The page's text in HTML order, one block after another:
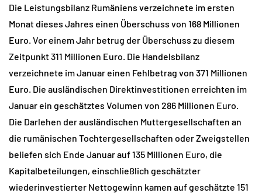
Die Leistungsbilanz Rumäniens verzeichnete im ersten
Monat dieses Jahres einen Überschuss von 168 Millionen
Euro. Vor einem Jahr betrug der Überschuss zu diesem
Zeitpunkt 311 Millionen Euro. Die Handelsbilanz
verzeichnete im Januar einen Fehlbetrag von 371 Millionen
Euro. Die ausländischen Direktinvestitionen erreichten im
Januar ein geschätztes Volumen von 286 Millionen Euro.
Die Darlehen der ausländischen Muttergesellschaften an
die rumänischen Tochtergesellschaften oder Zweigstellen
beliefen sich Ende Januar auf 135 Millionen Euro, die
Kapitalbeteilungen, einschließlich geschätzter
wiederinvestierter Nettogewinn kamen auf geschätzte 151